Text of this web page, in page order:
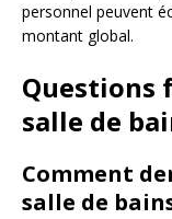
personnel peuvent
montant global.
Questions
salle de
Comment
salle de